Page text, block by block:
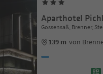
Aparthotel
Gossensaß, Brenner,
139 m von